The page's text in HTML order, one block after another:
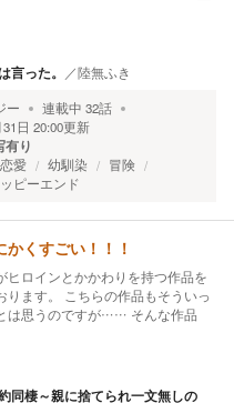
言った。 ／陸無ふき
ー 連載中 32話
日 20:00更新
有り
恋愛 幼馴染
冒険
ピーエンド
くすごい！！！
ヒロインとかかわりを持つ作品を
ります。 こちらの作品もそういっ
は思うのですが…… そんな作品
同棲～親に捨てられ一文無しの